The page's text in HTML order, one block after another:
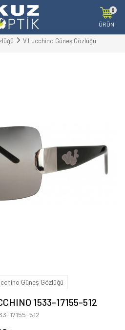
0
ÜRÜN
V.Lucchino Güneş Gözlüğü
Güneş Gözlüğü
1533-17155-512
17155-512